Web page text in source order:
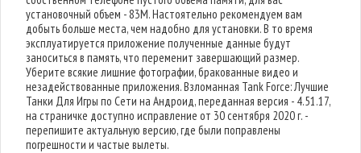
установочный объем - 83M. Настоятельно рекомендуем вам
добыть больше места, чем надобно для установки. В то время
эксплуатируется приложение полученные данные будут
заноситься в память, что переменит завершающий размер.
Уберите всякие лишние фотографии, бракованные видео и
незадействованные приложения. Взломанная Tank Force: Лучшие
Танки Для Игры по Сети на Андроид, переданная версия - 4.51.17,
на страничке доступно исправление от 30 сентября 2020 г. -
перепишите актуальную версию, где были поправлены
погрешности и частые вылеты.